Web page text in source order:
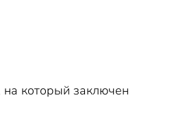
который заключен